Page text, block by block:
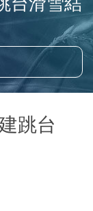
跳台